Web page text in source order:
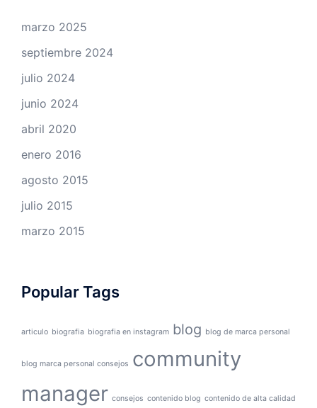
marzo 2025
septiembre 2024
julio 2024
junio 2024
abril 2020
enero 2016
agosto 2015
julio 2015
marzo 2015
Popular Tags
articulo biografia biografia en instagram blog blog de marca personal
blog marca personal consejos community
manager consejos contenido blog contenido de alta calidad